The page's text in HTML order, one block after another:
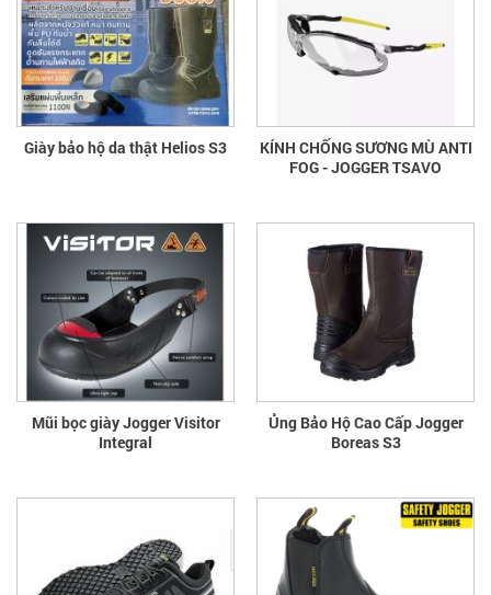
Giày bảo hộ da thật Helios S3
KÍNH CHỐNG SƯƠNG MÙ ANTI
FOG - JOGGER TSAVO
Mũi bọc giày Jogger Visitor
Integral
Ủng Bảo Hộ Cao Cấp Jogger
Boreas S3